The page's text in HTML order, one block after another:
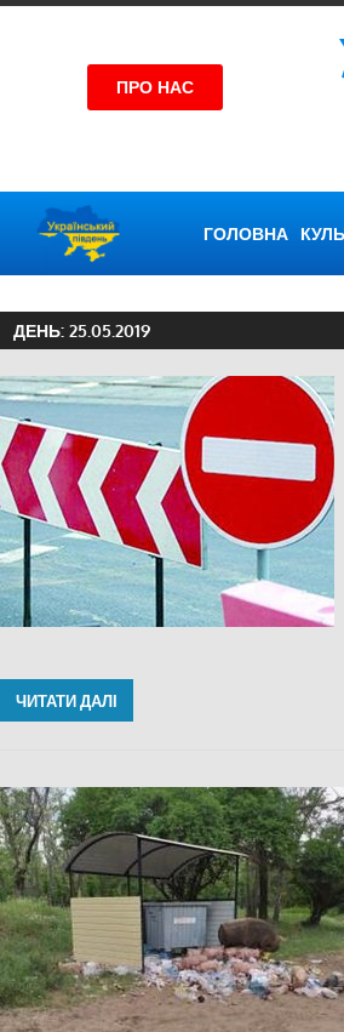
ПРО НАС
ГОЛОВНА
ДЕНЬ:25.05.2019
ЧИТАТИ ДАЛІ